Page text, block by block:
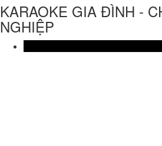
KARAOKE GIA ĐÌNH -
NGHIỆP